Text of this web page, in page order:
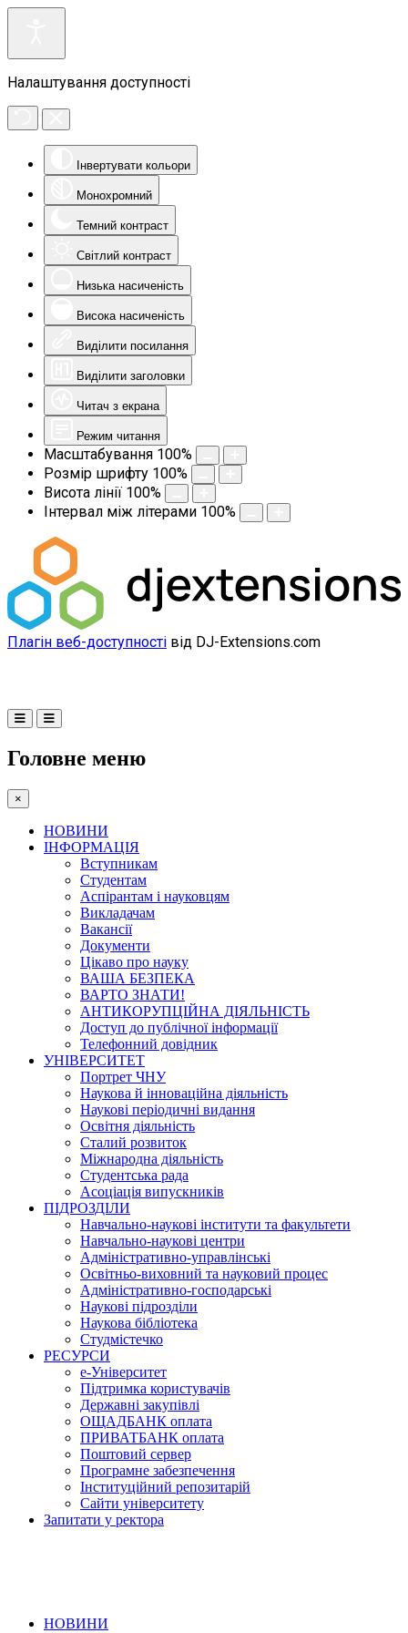
Налаштування доступності
Інвертувати кольори
Монохромний
Темний контраст
Світлий контраст
Низька насиченість
Висока насиченість
Виділити посилання
Виділити заголовки
Читач з екрана
Режим читання
Масштабування 100%
Розмір шрифту 100%
Висота лінії 100%
Інтервал між літерами 100%
Плагін веб-доступності від DJ-Extensions.com
Головне меню
×
НОВИНИ
ІНФОРМАЦІЯ
Вступникам
Студентам
Аспірантам і науковцям
Викладачам
Вакансії
Документи
Цікаво про науку
ВАША БЕЗПЕКА
ВАРТО ЗНАТИ!
АНТИКОРУПЦІЙНА ДІЯЛЬНІСТЬ
Доступ до публічної інформації
Телефонний довідник
УНІВЕРСИТЕТ
Портрет ЧНУ
Наукова й інноваційна діяльність
Наукові періодичні видання
Освітня діяльність
Сталий розвиток
Міжнародна діяльність
Студентська рада
Асоціація випускників
ПІДРОЗДІЛИ
Навчально-наукові інститути та факультети
Навчально-наукові центри
Адміністративно-управлінські
Освітньо-виховний та науковий процес
Адміністративно-господарські
Наукові підрозділи
Наукова бібліотека
Студмістечко
РЕСУРСИ
е-Університет
Підтримка користувачів
Державні закупівлі
ОЩАДБАНК оплата
ПРИВАТБАНК оплата
Поштовий сервер
Програмне забезпечення
Інституційний репозитарій
Сайти університету
Запитати у ректора
НОВИНИ